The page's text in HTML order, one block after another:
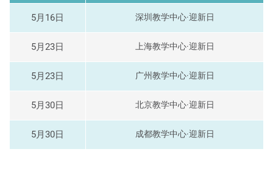
5月16日 深圳教学中心·迎新日
5月23日 上海教学中心·迎新日
5月23日 广州教学中心·迎新日
5月30日 北京教学中心·迎新日
5月30日 成都教学中心·迎新日